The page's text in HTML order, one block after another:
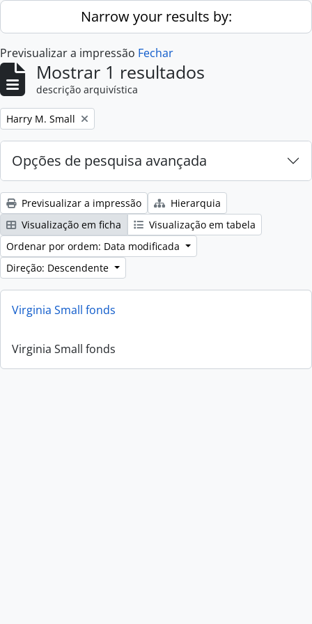
Skip to main contentNarrow your results by:
Previsualizar a impressão Fechar
Mostrar 1 resultados
descrição arquivística
Remove filter:
Harry M. Small
Opções de pesquisa avançada
Previsualizar a impressão
Hierarquia
Visualização em ficha
Visualização em tabela
Ordenar por ordem: Data modificada
Direção: Descendente
Virginia Small fonds
Virginia Small fonds